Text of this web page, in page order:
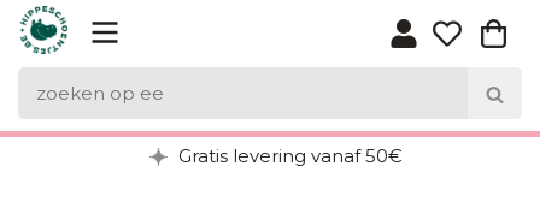
Gratis levering vanaf 50€